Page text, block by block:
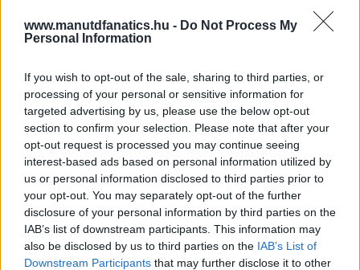
www.manutdfanatics.hu - Do Not Process My
Personal Information
If you wish to opt-out of the sale, sharing to third parties, or
processing of your personal or sensitive information for
targeted advertising by us, please use the below opt-out
section to confirm your selection. Please note that after your
opt-out request is processed you may continue seeing
interest-based ads based on personal information utilized by
us or personal information disclosed to third parties prior to
your opt-out. You may separately opt-out of the further
disclosure of your personal information by third parties on the
IAB’s list of downstream participants. This information may
also be disclosed by us to third parties on the IAB’s List of
Downstream Participants that may further disclose it to other